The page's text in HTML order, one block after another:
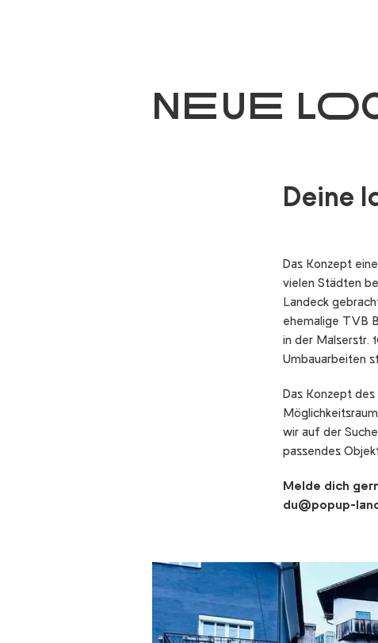
NEUE
Deine
Das Konzept
vielen Städten
Landeck
ehemalige TVB
in der Malserstr.
Umbauarbeiten
Das Konzept
wir auf der
passendes
Melde dich
du@popup-